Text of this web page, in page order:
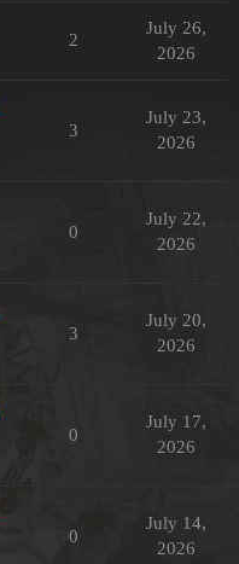
2
July 26,
2026
3
July 23,
2026
0
July 22,
2026
3
July 20,
2026
0
July 17,
2026
0
July 14,
2026